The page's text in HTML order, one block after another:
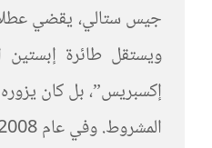
جيس ستالي، يقضي
ويستقل طائرة إبستين
إكسبريس”، بل كان